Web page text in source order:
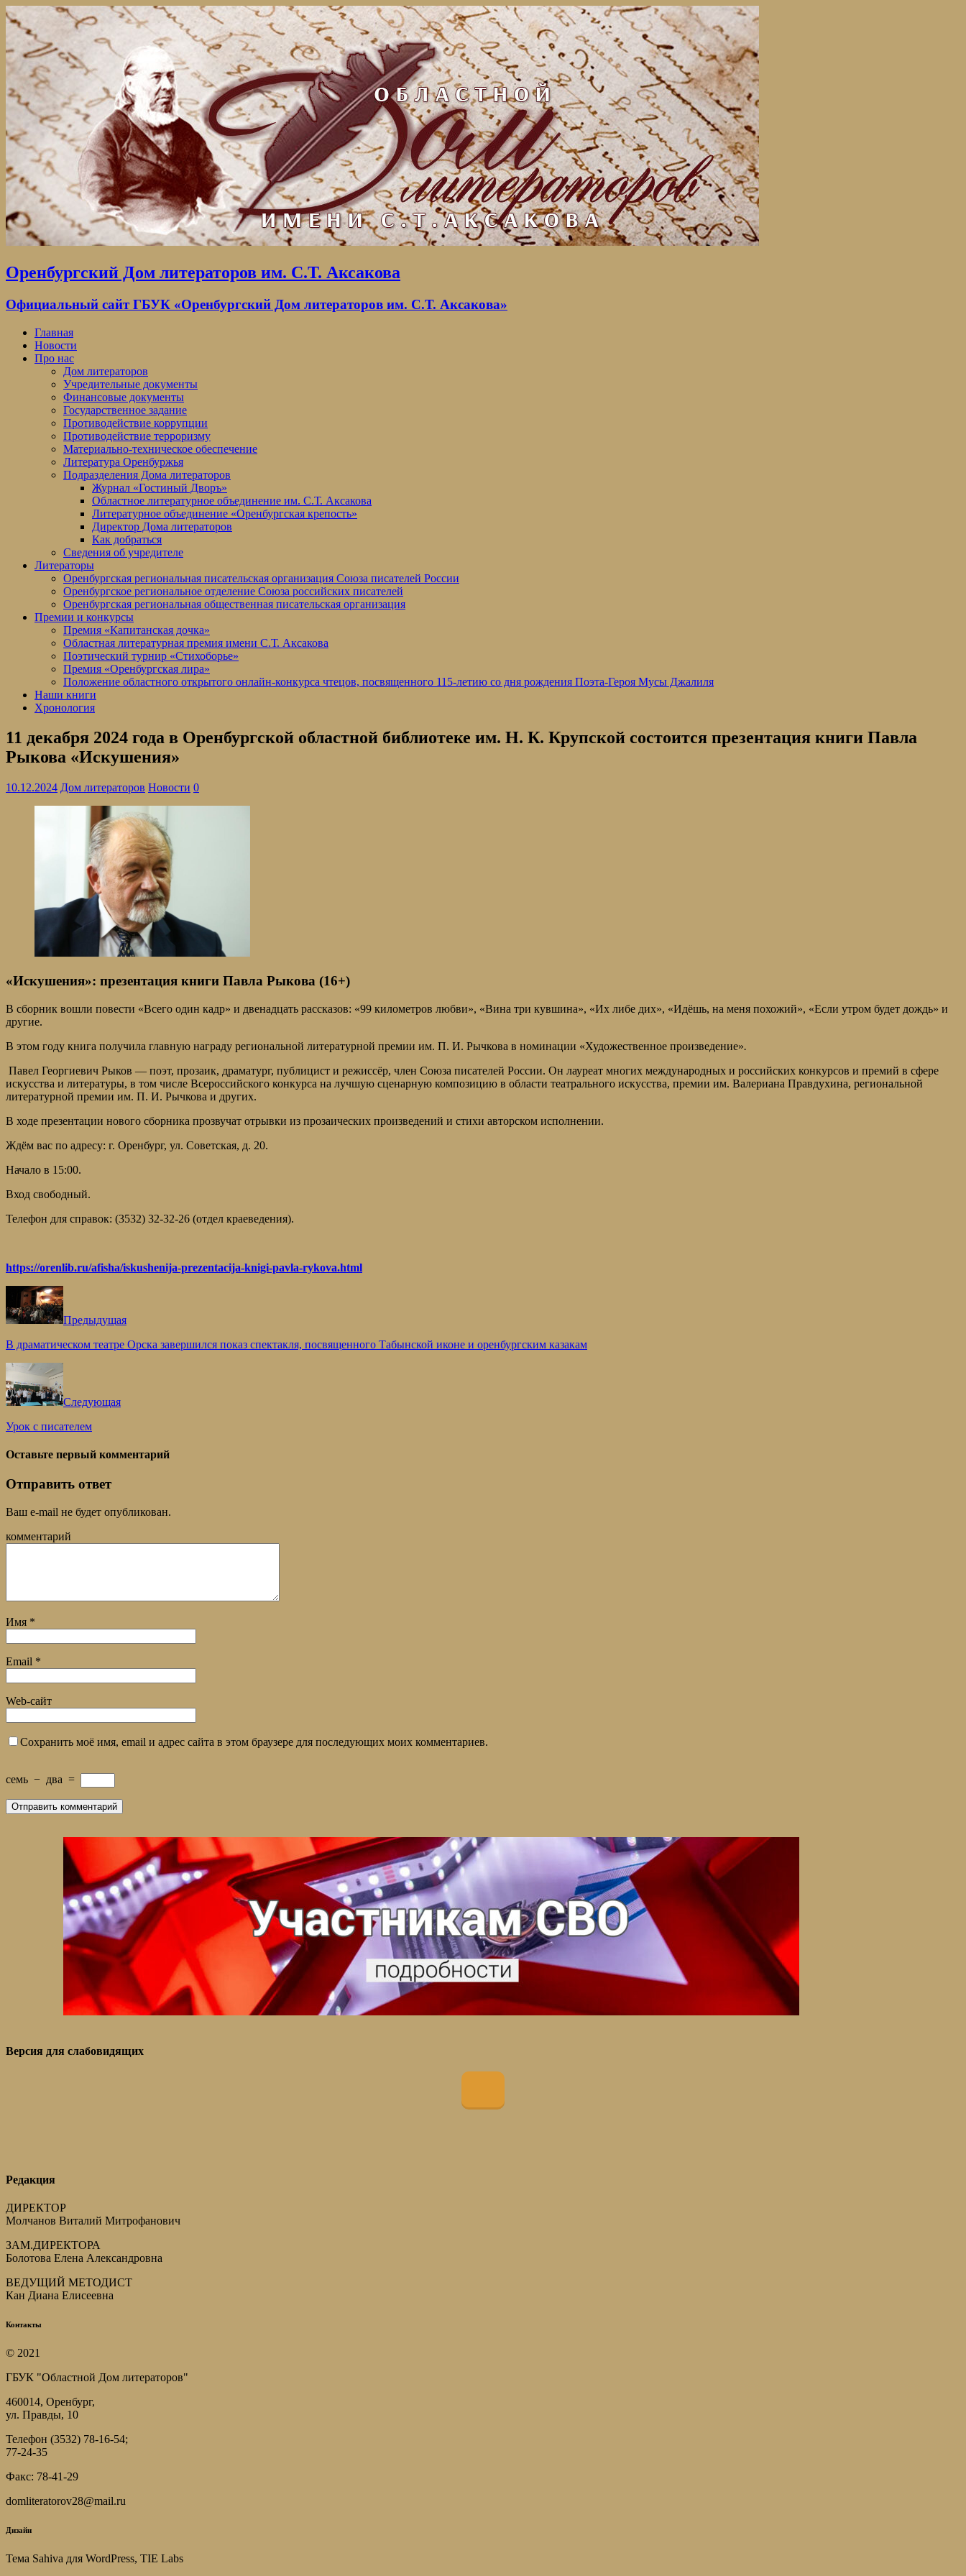
Оренбургский Дом литераторов им. С.Т. Аксакова
Официальный сайт ГБУК «Оренбургский Дом литераторов им. С.Т. Аксакова»
Главная
Новости
Про нас
Дом литераторов
Учредительные документы
Финансовые документы
Государственное задание
Противодействие коррупции
Противодействие терроризму
Материально-техническое обеспечение
Литература Оренбуржья
Подразделения Дома литераторов
Журнал «Гостиный Дворъ»
Областное литературное объединение им. С.Т. Аксакова
Литературное объединение «Оренбургская крепость»
Директор Дома литераторов
Как добраться
Сведения об учредителе
Литераторы
Оренбургская региональная писательская организация Союза писателей России
Оренбургское региональное отделение Союза российских писателей
Оренбургская региональная общественная писательская организация
Премии и конкурсы
Премия «Капитанская дочка»
Областная литературная премия имени С.Т. Аксакова
Поэтический турнир «Стихоборье»
Премия «Оренбургская лира»
Положение областного открытого онлайн-конкурса чтецов, посвященного 115-летию со дня рождения Поэта-Героя Мусы Джалиля
Наши книги
Хронология
11 декабря 2024 года в Оренбургской областной библиотеке им. Н. К. Крупской состоится презентация книги Павла
Рыкова «Искушения»
10.12.2024 Дом литераторов Новости 0
«Искушения»: презентация книги Павла Рыкова (16+)
В сборник вошли повести «Всего один кадр» и двенадцать рассказов: «99 километров любви», «Вина три кувшина», «Их либе дих», «Идёшь, на меня похожий», «Если утром будет дождь» и
другие.
В этом году книга получила главную награду региональной литературной премии им. П. И. Рычкова в номинации «Художественное произведение».
Павел Георгиевич Рыков — поэт, прозаик, драматург, публицист и режиссёр, член Союза писателей России. Он лауреат многих международных и российских конкурсов и премий в сфере
искусства и литературы, в том числе Всероссийского конкурса на лучшую сценарную композицию в области театрального искусства, премии им. Валериана Правдухина, региональной
литературной премии им. П. И. Рычкова и других.
В ходе презентации нового сборника прозвучат отрывки из прозаических произведений и стихи авторском исполнении.
Ждём вас по адресу: г. Оренбург, ул. Советская, д. 20.
Начало в 15:00.
Вход свободный.
Телефон для справок: (3532) 32-32-26 (отдел краеведения).
https://orenlib.ru/afisha/iskushenija-prezentacija-knigi-pavla-rykova.html
Предыдущая
В драматическом театре Орска завершился показ спектакля, посвященного Табынской иконе и оренбургским казакам
Следующая
Урок с писателем
Оставьте первый комментарий
Отправить ответ
Ваш e-mail не будет опубликован.
комментарий
Имя *
Email *
Web-сайт
Сохранить моё имя, email и адрес сайта в этом браузере для последующих моих комментариев.
семь − два =
Версия для слабовидящих
Редакция
ДИРЕКТОР
Молчанов Виталий Митрофанович
ЗАМ.ДИРЕКТОРА
Болотова Елена Александровна
ВЕДУЩИЙ МЕТОДИСТ
Кан Диана Елисеевна
Контакты
© 2021
ГБУК "Областной Дом литераторов"
460014, Оренбург,
ул. Правды, 10
Телефон (3532) 78-16-54;
77-24-35
Факс: 78-41-29
domliteratorov28@mail.ru
Дизайн
Тема Sahiva для WordPress, TIE Labs